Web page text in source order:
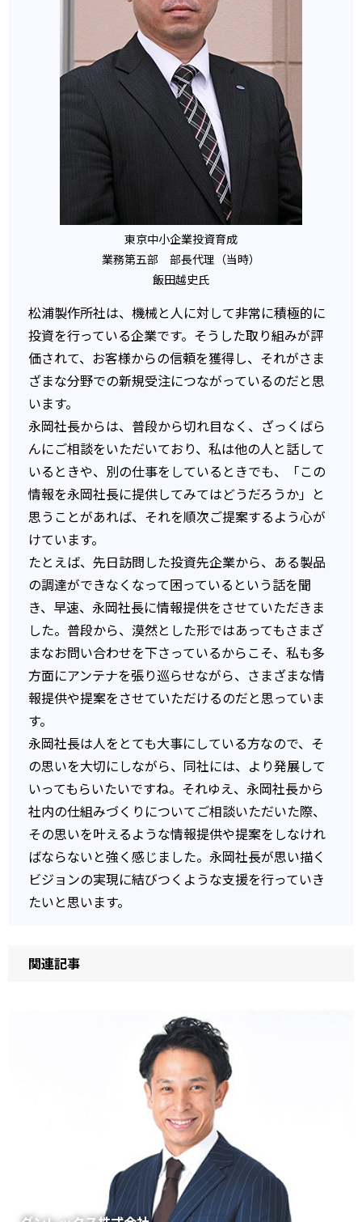
東京中小企業投資育成
業務第五部 部長代理（当時）
飯田越史氏
松浦製作所社は、機械と人に対して非常に積極的に
投資を行っている企業です。そうした取り組みが評
価されて、お客様からの信頼を獲得し、それがさま
ざまな分野での新規受注につながっているのだと思
います。
永岡社長からは、普段から切れ目なく、ざっくばら
んにご相談をいただいており、私は他の人と話して
いるときや、別の仕事をしているときでも、「この
情報を永岡社長に提供してみてはどうだろうか」と
思うことがあれば、それを順次ご提案するよう心が
けています。
たとえば、先日訪問した投資先企業から、ある製品
の調達ができなくなって困っているという話を聞
き、早速、永岡社長に情報提供をさせていただきま
した。普段から、漠然とした形ではあってもさまざ
まなお問い合わせを下さっているからこそ、私も多
方面にアンテナを張り巡らせながら、さまざまな情
報提供や提案をさせていただけるのだと思っていま
す。
永岡社長は人をとても大事にしている方なので、そ
の思いを大切にしながら、同社には、より発展して
いってもらいたいですね。それゆえ、永岡社長から
社内の仕組みづくりについてご相談いただいた際、
その思いを叶えるような情報提供や提案をしなけれ
ばならないと強く感じました。永岡社長が思い描く
ビジョンの実現に結びつくような支援を行っていき
たいと思います。
関連記事